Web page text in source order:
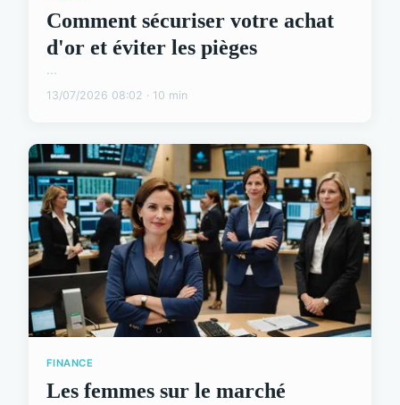
Comment sécuriser votre achat
d'or et éviter les pièges
...
13/07/2026 08:02 · 10 min
FINANCE
Les femmes sur le marché